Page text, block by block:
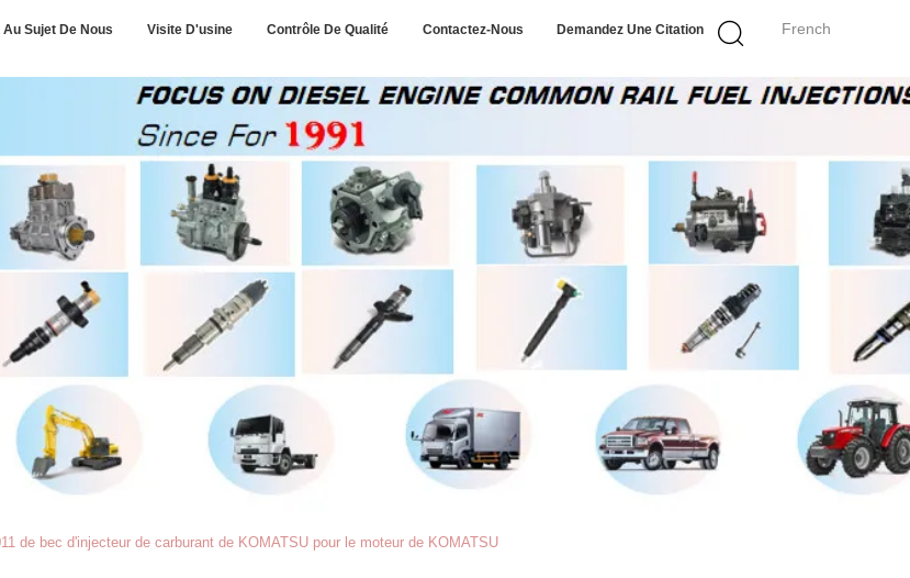
French
Au Sujet De Nous Visite D'usine Contrôle De Qualité Contactez-Nous Demandez Une Citation
de bec d'injecteur de carburant de KOMATSU pour le moteur de KOMATSU